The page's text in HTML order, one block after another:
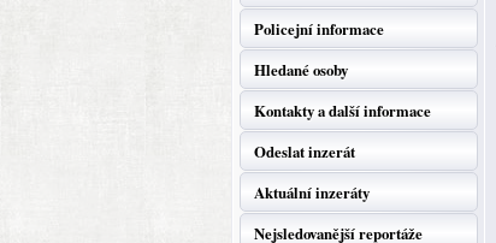
Policejní informace
Hledané osoby
Kontakty a další informace
Odeslat inzerát
Aktuální inzeráty
Nejsledovanější reportáže